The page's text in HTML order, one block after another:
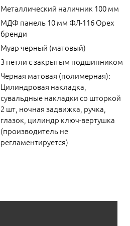
Металлический наличник 100 мм
МДФ панель 10 мм ФЛ-116 Орех
бренди
Муар черный (матовый)
3 петли с закрытым подшипником
Черная матовая (полимерная):
Цилиндровая накладка,
сувальдные накладки со шторкой
2 шт, ночная задвижка, ручка,
глазок, цилиндр ключ-вертушка
(производитель не
регламентируется)